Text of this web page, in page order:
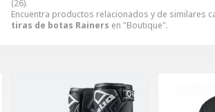
(26).
Encuentra productos relacionados y de similares
tiras de botas Rainers en "Boutique".